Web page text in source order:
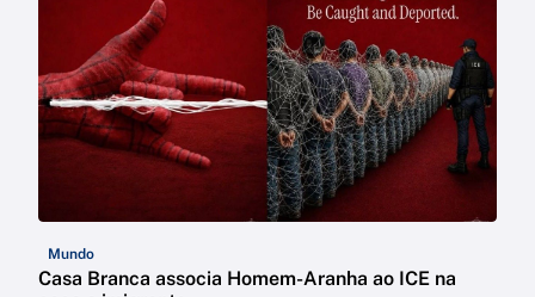
Mundo
Casa Branca associa Homem-Aranha ao ICE na